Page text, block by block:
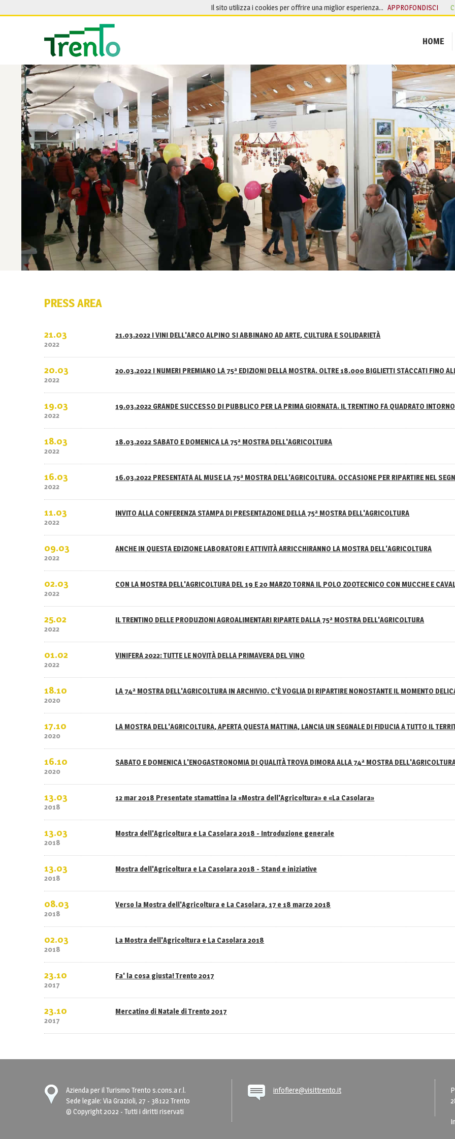
HOME
PRESS AREA
21.03
2022
21.03.2022 I VINI DELL'ARCO ALPINO SI ABBINANO AD ARTE, CULTURA E SOLIDARIETÀ
20.03
2022
20.03.2022 I NUMERI PREMIANO LA 75ª EDIZIONI DELLA MOSTRA. OLTRE 18.000 BIGLIETTI STACCATI FINO
19.03
2022
19.03.2022 GRANDE SUCCESSO DI PUBBLICO PER LA PRIMA GIORNATA. IL TRENTINO FA QUADRATO
18.03
2022
18.03.2022 SABATO E DOMENICA LA 75ª MOSTRA DELL'AGRICOLTURA
16.03
2022
16.03.2022 PRESENTATA AL MUSE LA 75ª MOSTRA DELL'AGRICOLTURA. OCCASIONE PER RIPARTIRE NEL
11.03
2022
INVITO ALLA CONFERENZA STAMPA DI PRESENTAZIONE DELLA 75ª MOSTRA DELL'AGRICOLTURA
09.03
2022
ANCHE IN QUESTA EDIZIONE LABORATORI E ATTIVITÀ ARRICCHIRANNO LA MOSTRA DELL'AGRICOLTURA
02.03
2022
CON LA MOSTRA DELL'AGRICOLTURA DEL 19 E 20 MARZO TORNA IL POLO ZOOTECNICO CON MUCCHE E
25.02
2022
IL TRENTINO DELLE PRODUZIONI AGROALIMENTARI RIPARTE DALLA 75ª MOSTRA DELL'AGRICOLTURA
01.02
2022
VINIFERA 2022: TUTTE LE NOVITÀ DELLA PRIMAVERA DEL VINO
18.10
2020
LA 74ª MOSTRA DELL'AGRICOLTURA IN ARCHIVIO. C'È VOGLIA DI RIPARTIRE NONOSTANTE IL MOMENTO
17.10
2020
LA MOSTRA DELL'AGRICOLTURA, APERTA QUESTA MATTINA, LANCIA UN SEGNALE DI FIDUCIA A TUTTO IL
16.10
2020
SABATO E DOMENICA L'ENOGASTRONOMIA DI QUALITÀ TROVA DIMORA ALLA 74ª MOSTRA
13.03
2018
12 mar 2018 Presentate stamattina la «Mostra dell'Agricoltura» e «La Casolara»
13.03
2018
Mostra dell'Agricoltura e La Casolara 2018 - Introduzione generale
13.03
2018
Mostra dell'Agricoltura e La Casolara 2018 - Stand e iniziative
08.03
2018
Verso la Mostra dell'Agricoltura e La Casolara, 17 e 18 marzo 2018
02.03
2018
La Mostra dell'Agricoltura e La Casolara 2018
23.10
2017
Fa' la cosa giusta! Trento 2017
23.10
2017
Mercatino di Natale di Trento 2017
Azienda per il Turismo Trento s.cons.a r.l.
Sede legale: Via Grazioli, 27 - 38122 Trento
© Copyright 2022 - Tutti i diritti riservati
infofiere@visittrento.it
Il sito utilizza i cookies per offrire una miglior esperienza… APPROFONDISCI